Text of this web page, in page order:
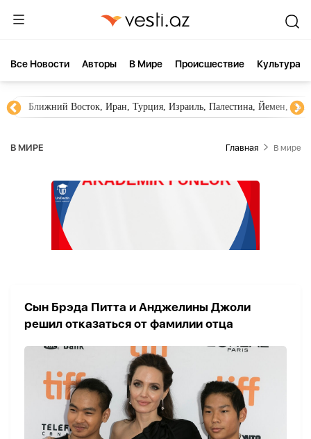
Все Новости Aвторы В Мире Происшествие Культура
Ближний Восток, Иран, Турция, Израиль, Палестина, Йемен,
В МИРЕ Главная В мире
Сын Брэда Питта и Анджелины Джоли
решил отказаться от фамилии отца